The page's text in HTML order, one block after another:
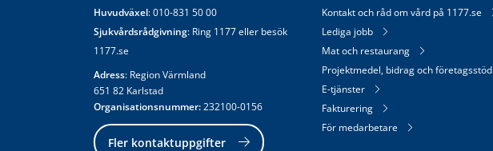
Huvudväxel: 010-831 50 00
Sjukvårdsrådgivning: Ring 1177 eller besök
1177.se
Adress: Region Värmland
651 82 Karlstad
Organisationsnummer: 232100-0156
Fler kontaktuppgifter
Kontakt och råd om vård på 1177.se
Lediga jobb
Mat och restaurang
Projektmedel, bidrag och företagsstöd
E-tjänster
Fakturering
För medarbetare